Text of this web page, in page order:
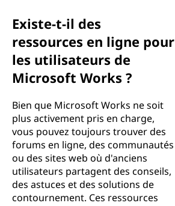
Existe-t-il des
ressources en ligne pour
les utilisateurs de
Microsoft Works ?
Bien que Microsoft Works ne soit
plus activement pris en charge,
vous pouvez toujours trouver des
forums en ligne, des communautés
ou des sites web où d'anciens
utilisateurs partagent des conseils,
des astuces et des solutions de
contournement. Ces ressources